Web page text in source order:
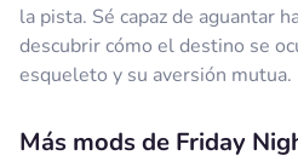
la pista. Sé capaz de aguantar
descubrir cómo el destino se
esqueleto y su aversión mutua.
Más mods de Friday